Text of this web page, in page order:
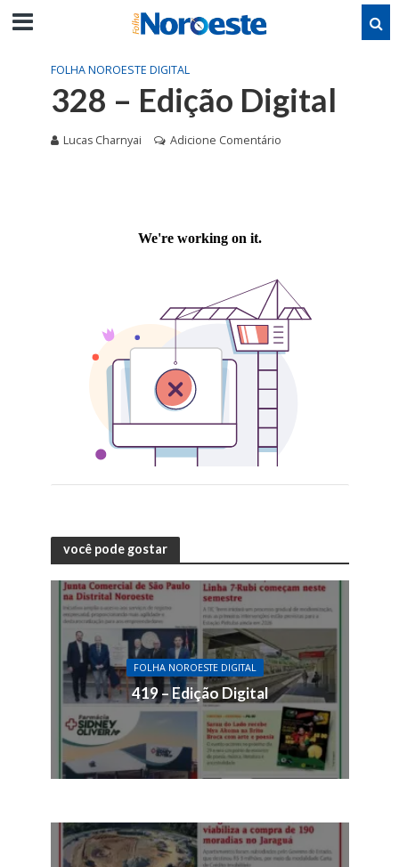
FOLHA NOROESTE DIGITAL
328 – Edição Digital
Lucas Charnyai Adicione Comentário
você pode gostar
FOLHA NOROESTE DIGITAL
419 – Edição Digital